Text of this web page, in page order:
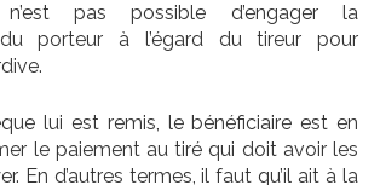
pas possible d’engager la
du porteur à l’égard du tireur pour
lui est remis, le bénéficiaire est en
le paiement au tiré qui doit avoir les
En d’autres termes, il faut qu’il ait à la